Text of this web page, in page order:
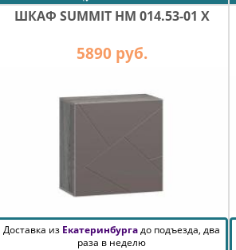
ШКАФ SUMMIT НМ 014.53-01 Х
5890 руб.
Доставка из Екатеринбургадо подъезда, два
раза в неделю